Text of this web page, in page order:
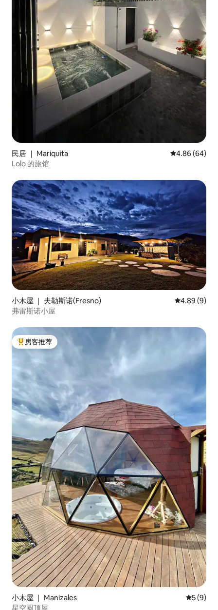
民居 ｜ Mariquita 平均评分 4.86
4.86 (64)
Lolo 的旅馆
小木屋 ｜ 夫勒斯诺(Fresno) 平均评分
4.89 (9)
弗雷斯诺小屋
热门「房客推荐」
房客推荐
小木屋 ｜ Manizales 平均评分
5 (9)
星空圆顶屋